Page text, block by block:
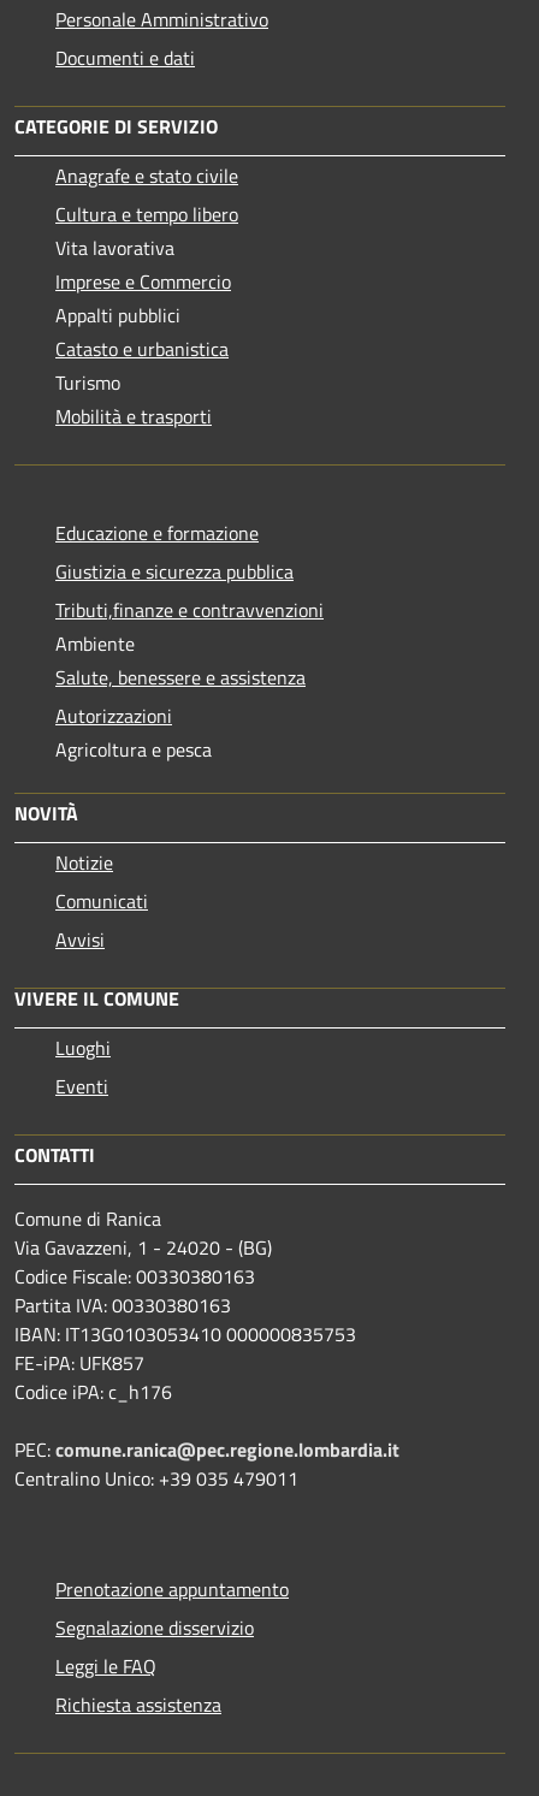
Personale Amministrativo
Documenti e dati
CATEGORIE DI SERVIZIO
Anagrafe e stato civile
Cultura e tempo libero
Vita lavorativa
Imprese e Commercio
Appalti pubblici
Catasto e urbanistica
Turismo
Mobilità e trasporti
Educazione e formazione
Giustizia e sicurezza pubblica
Tributi,finanze e contravvenzioni
Ambiente
Salute, benessere e assistenza
Autorizzazioni
Agricoltura e pesca
NOVITÀ
Notizie
Comunicati
Avvisi
VIVERE IL COMUNE
Luoghi
Eventi
CONTATTI
Comune di Ranica
Via Gavazzeni, 1 - 24020 - (BG)
Codice Fiscale: 00330380163
Partita IVA: 00330380163
IBAN: IT13G0103053410 000000835753
FE-iPA: UFK857
Codice iPA: c_h176
PEC:comune.ranica@pec.regione.lombardia.it
Centralino Unico: +39 035 479011
Prenotazione appuntamento
Segnalazione disservizio
Leggi le FAQ
Richiesta assistenza